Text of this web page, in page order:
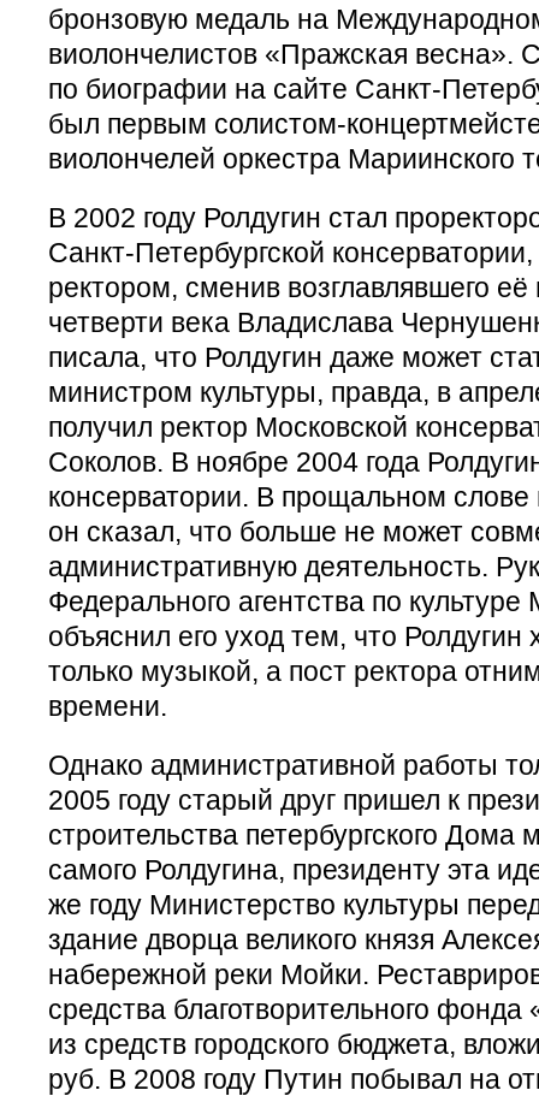
бронзовую медаль на
виолончелистов «Пражская весна».
по биографии на сайте Санкт-
был первым солистом-
виолончелей оркестра Мариинского
В 2002 году Ролдугин стал
Санкт-Петербургской
ректором, сменив возглавлявшего
четверти века Владислава
писала, что Ролдугин даже может
министром культуры, правда, в
получил ректор Московской
Соколов. В ноябре 2004 года
консерватории. В прощальном
он сказал, что больше не может
административную деятельность.
Федерального агентства по
объяснил его уход тем, что Ролдугин
только музыкой, а пост ректора
времени.
Однако административной работы
2005 году старый друг пришел к
строительства петербургского Дома
самого Ролдугина, президенту эта
же году Министерство культуры
здание дворца великого князя
набережной реки Мойки.
средства благотворительного фонда
из средств городского бюджета,
руб. В 2008 году Путин побывал на